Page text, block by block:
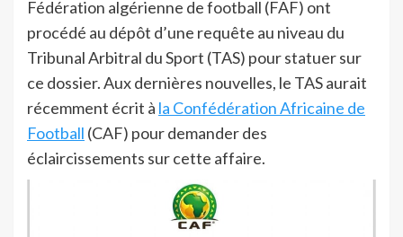
Fédération algérienne de football (FAF) ont
procédé au dépôt d’une requête au niveau du
Tribunal Arbitral du Sport (TAS) pour statuer sur
ce dossier. Aux dernières nouvelles, le TAS aurait
récemment écrit à la Confédération Africaine de
Football (CAF) pour demander des
éclaircissements sur cette affaire.